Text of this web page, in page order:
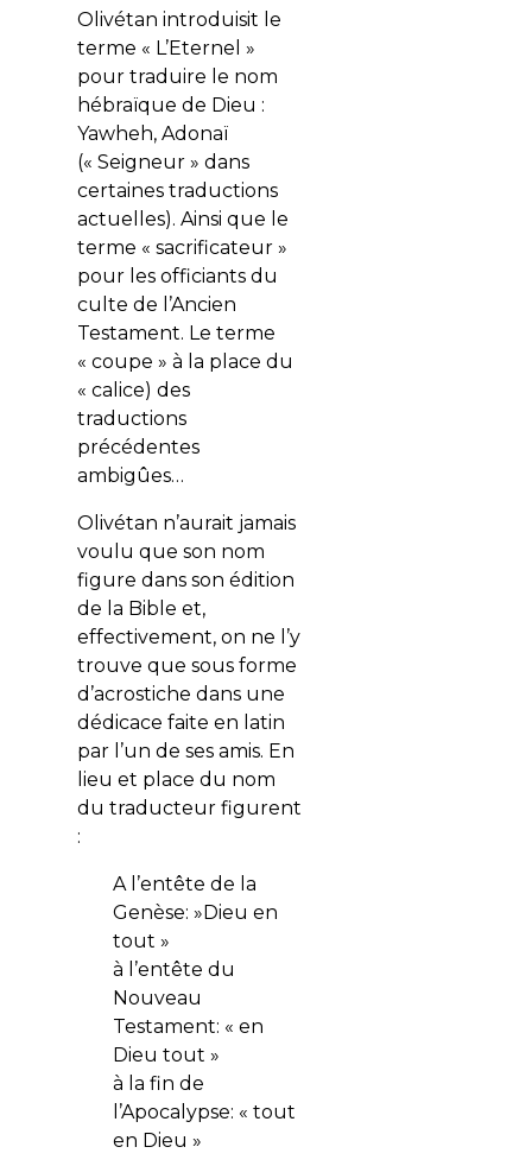
Olivétan introduisit le
terme « L’Eternel »
pour traduire le nom
hébraïque de Dieu :
Yawheh, Adonaï
(« Seigneur » dans
certaines traductions
actuelles). Ainsi que le
terme « sacrificateur »
pour les officiants du
culte de l’Ancien
Testament. Le terme
« coupe » à la place du
« calice) des
traductions
précédentes
ambigûes…
Olivétan n’aurait jamais
voulu que son nom
figure dans son édition
de la Bible et,
effectivement, on ne l’y
trouve que sous forme
d’acrostiche dans une
dédicace faite en latin
par l’un de ses amis. En
lieu et place du nom
du traducteur figurent
:
A l’entête de la
Genèse: »Dieu en
tout »
à l’entête du
Nouveau
Testament: « en
Dieu tout »
à la fin de
l’Apocalypse: « tout
en Dieu »